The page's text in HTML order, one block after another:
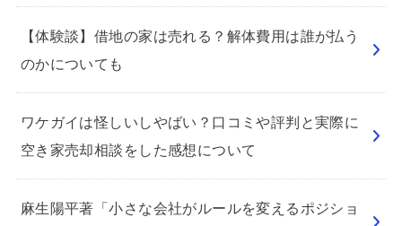
【体験談】借地の家は売れる？解体費用は誰が払う
のかについても
ワケガイは怪しいしやばい？口コミや評判と実際に
空き家売却相談をした感想について
麻生陽平著「小さな会社がルールを変えるポジショ